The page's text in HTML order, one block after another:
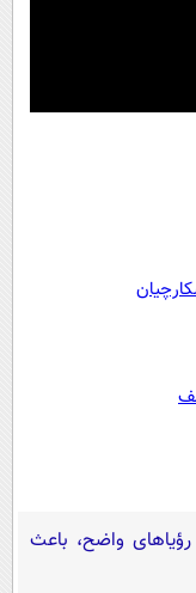
واضح، باعث